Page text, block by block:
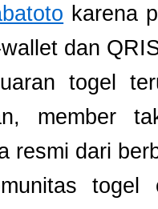
karena
dan
togel
member
resmi dari
togel